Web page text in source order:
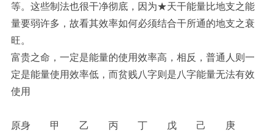
等。这些制法也很干净彻底，因为★天干能量比地支之能
量要弱许多，故看其效率如何必须结合干所通的地支之衰
旺。
富贵之命，一定是能量的使用效率高，相反，普通人则一
定是能量使用效率低，而贫贱八字则是八字能量无法有效
使用
原身 甲 乙 丙 丁 戊 己 庚